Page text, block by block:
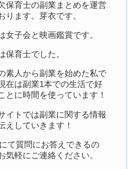
保育士の副業まとめを運営
ります。芽衣です。
女子会と映画鑑賞です。
保育士でした。
素人から副業を始めた私で
在は副業1本での生活で好
とに時間を使っています！
イトでは副業に関する情報
えしていきます！
て質問にお答えできるの
気軽にご連絡ください。